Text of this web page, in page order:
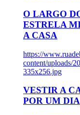
O LARGO
ESTRELA
A CASA
https://
content/uploads/
335x256.jpg
VESTIR A
POR UM DIA